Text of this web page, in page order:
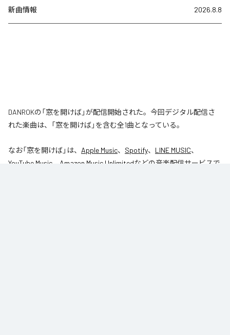
新曲情報 2026.8.8
DANROKの「窓を開けば」が配信開始された。今回デジタル配信さ
れた楽曲は、「窓を開けば」を含む全1曲となっている。
なお「窓を開けば」は、 Apple Music、 Spotify、 LINE MUSIC、
YouTube Music
Amazon Music Unlimitedなどの音楽配信サービスで